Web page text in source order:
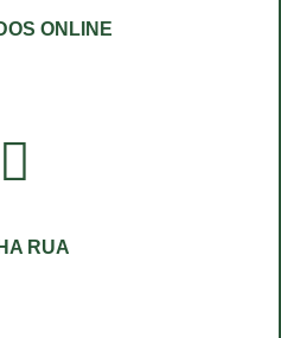
ONLINE
RUA